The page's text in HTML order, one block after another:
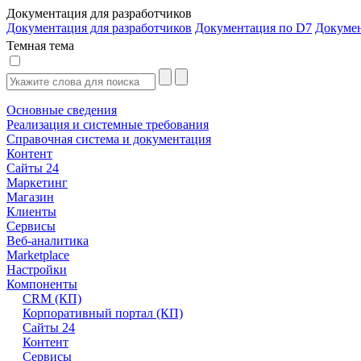
Документация для разработчиков
Документация для разработчиков Документация по D7
Темная тема
Основные сведения
Реализация и системные требования
Справочная система и документация
Контент
Сайты 24
Маркетинг
Магазин
Клиенты
Сервисы
Веб-аналитика
Marketplace
Настройки
Компоненты
CRM (КП)
Корпоративный портал (КП)
Сайты 24
Контент
Сервисы